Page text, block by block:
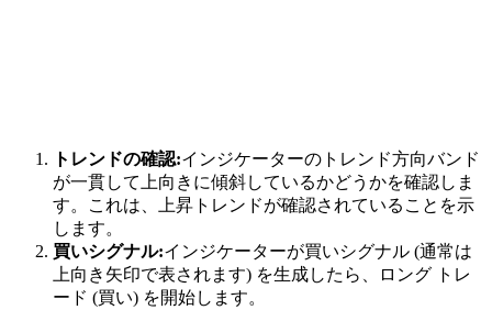
トレンドの確認:インジケーターのトレンド方向バンド
が一貫して上向きに傾斜しているかどうかを確認しま
す。これは、上昇トレンドが確認されていることを示
します。
買いシグナル:インジケーターが買いシグナル (通常は
上向き矢印で表されます) を生成したら、ロング トレ
ード (買い) を開始します。